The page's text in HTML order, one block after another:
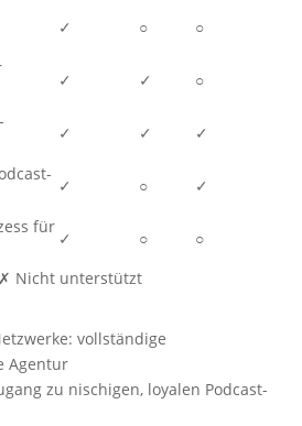
✓ ○
○
✓ ✓
○
✓ ✓
✓
✓ ○
✓
für
✓ ○
○
✗ Nicht unterstützt
vollständige
Agentur
zu nischigen, loyalen Podcast-